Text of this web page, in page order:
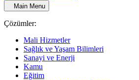
Main Menu
Çözümler:
Mali Hizmetler
Sağlık ve Yaşam Bilimleri
Sanayi ve Enerji
Kamu
Eğitim